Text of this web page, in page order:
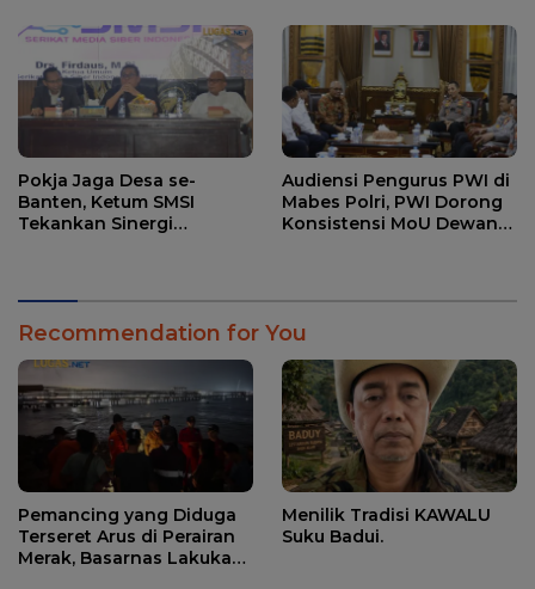
Pokja Jaga Desa se-
Banten, Ketum SMSI
Tekankan Sinergi
Audiensi Pengurus PWI di
Mabes Polri, PWI Dorong
Konsistensi MoU Dewan
Recommendation for You
Pemancing yang Diduga
Terseret Arus di Perairan
Merak, Basarnas Lakukan
Menilik Tradisi KAWALU
Suku Badui.